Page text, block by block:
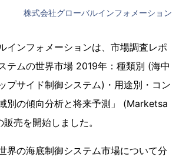
株式会社グローバルインフォメーション
インフォメーションは、市場調査レポ
テムの世界市場 2019年：種類別 (海中
プサイド制御システム)・用途別・コン
別の傾向分析と将来予測」 (Marketsa
売を開始しました。
界の海底制御システム市場について分